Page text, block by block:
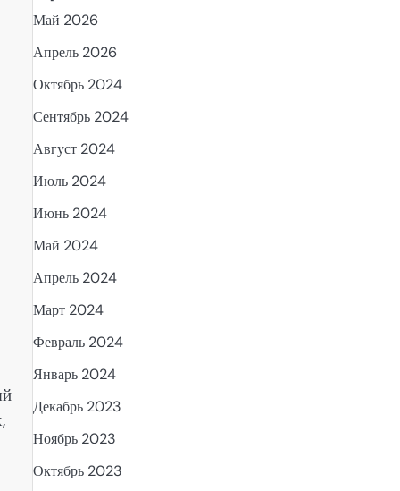
Май 2026
Апрель 2026
Октябрь 2024
Сентябрь 2024
Август 2024
Июль 2024
Июнь 2024
Май 2024
Апрель 2024
Март 2024
Февраль 2024
Январь 2024
Декабрь 2023
Ноябрь 2023
Октябрь 2023